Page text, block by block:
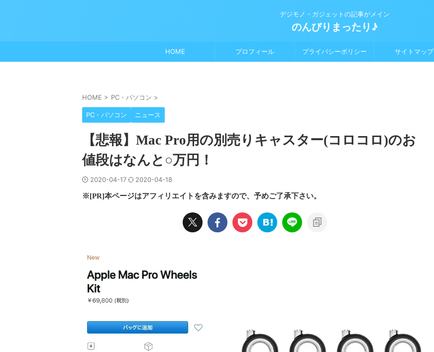
デジモノ・ガジェットの記事がメイン
のんびりまったり♪
HOME プロフィール プライバシーポリシー サイトマップ
HOME > PC・パソコン >
PC・パソコン ニュース
【悲報】Mac Pro用の別売りキャスター(コロコロ)のお
値段はなんと○万円！
2020-04-17 2020-04-18
※[PR]本ページはアフィリエイトを含みますので、予めご了承下さい。